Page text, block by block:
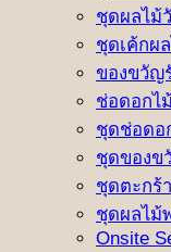
ชุดผลไม้
ชุดเค้กผ
ของขวัญ
ช่อดอกไ
ชุดช่อดอ
ชุดของข
ชุดตะกร้
ชุดผลไม้
Onsite